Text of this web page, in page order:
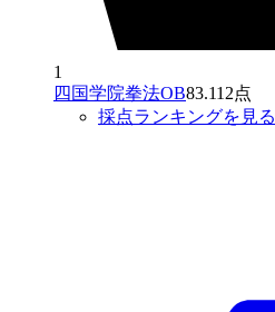
1
四国学院拳法OB83.112点
採点ランキングを見る